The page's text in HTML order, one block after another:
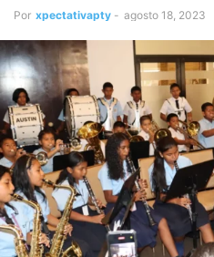
Por xpectativapty - agosto 18, 2023